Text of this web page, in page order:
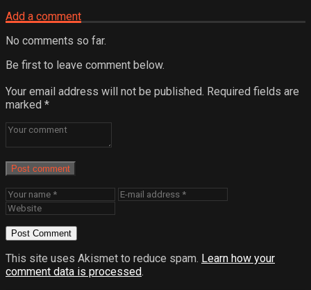
Add a comment
No comments so far.
Be first to leave comment below.
Your email address will not be published. Required fields are
marked *
Post comment
This site uses Akismet to reduce spam. Learn how your
comment data is processed.